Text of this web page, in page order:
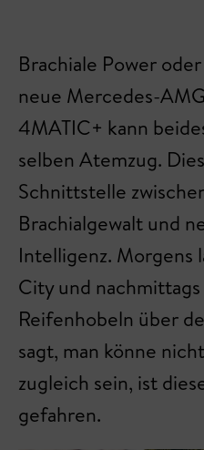
Brachiale Power
neue Mercedes-
4MATIC+ kann
selben Atemzug.
Schnittstelle
Brachialgewalt und
Intelligenz. Morgens
City und
Reifenhobeln über
sagt, man könne
zugleich sein, ist
gefahren.